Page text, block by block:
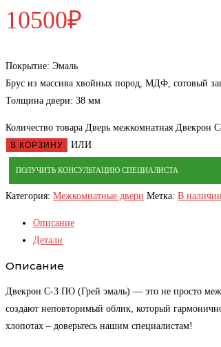
10500₽
Покрытие: Эмаль
Брус из массива хвойных пород, МДФ, сотовый
Толщина двери: 38 мм
Количество товара Дверь межкомнатная Двекрон
В КОРЗИНУ ИЛИ
ПОЛУЧИТЬ КОНСУЛЬТАЦИЮ СПЕЦИАЛИСТА
Категория: Межкомнатные двери Метка: В наличии
Описание
Детали
Описание
Двекрон С-3 ПО (Грей эмаль) — это не просто
создают неповторимый облик, который
хлопотах – доверьтесь нашим специалистам!